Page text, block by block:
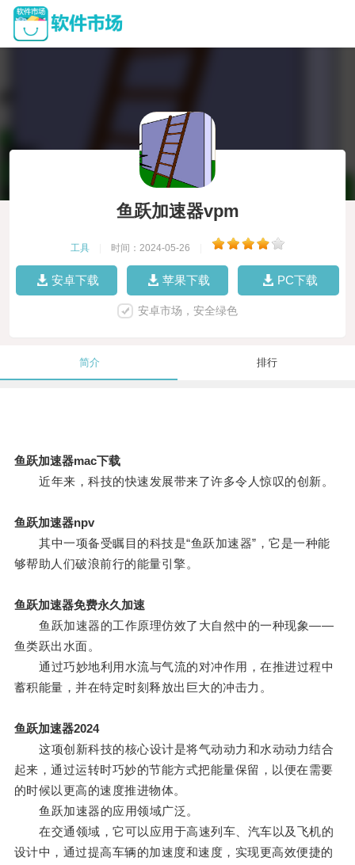
鱼跃加速器vpm
工具 时间：2024-05-26
安卓下载 苹果下载 PC下载
安卓市场，安全绿色
简介 排行
鱼跃加速器mac下载
近年来，科技的快速发展带来了许多令人惊叹的创新。
鱼跃加速器npv
其中一项备受瞩目的科技是“鱼跃加速器”，它是一种能
够帮助人们破浪前行的能量引擎。
鱼跃加速器免费永久加速
鱼跃加速器的工作原理仿效了大自然中的一种现象——
鱼类跃出水面。
通过巧妙地利用水流与气流的对冲作用，在推进过程中
蓄积能量，并在特定时刻释放出巨大的冲击力。
鱼跃加速器2024
这项创新科技的核心设计是将气动动力和水动动力结合
起来，通过运转时巧妙的节能方式把能量保留，以便在需要
的时候以更高的速度推进物体。
鱼跃加速器的应用领域广泛。
在交通领域，它可以应用于高速列车、汽车以及飞机的
设计中，通过提高车辆的加速度和速度，实现更高效便捷的